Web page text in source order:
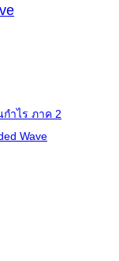
กำไร ภาค 2
Wave